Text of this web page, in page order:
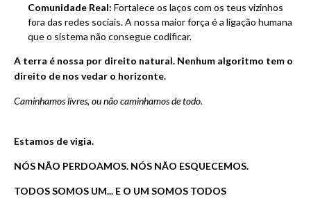
Comunidade Real: Fortalece os laços com os teus vizinhos
fora das redes sociais. A nossa maior força é a ligação humana
que o sistema não consegue codificar.
A terra é nossa por direito natural. Nenhum algoritmo tem o
direito de nos vedar o horizonte.
Caminhamos livres, ou não caminhamos de todo.
Estamos de vigia.
NÓS NÃO PERDOAMOS. NÓS NÃO ESQUECEMOS.
TODOSSOMOS UM... E O UM SOMOS TODOS